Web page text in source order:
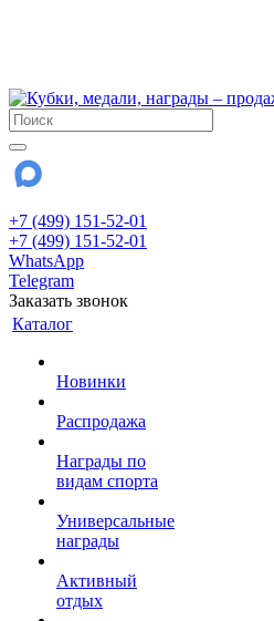
+7 (499) 151-52-01
+7 (499) 151-52-01
WhatsApp
Telegram
Заказать звонок
Каталог
Новинки
Распродажа
Награды по
видам спорта
Универсальные
награды
Активный
отдых